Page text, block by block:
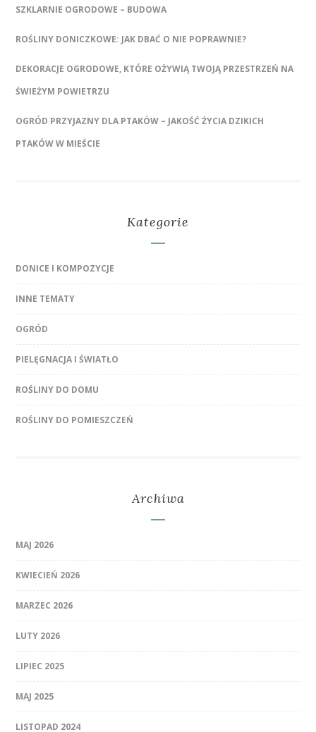
SZKLARNIE OGRODOWE – BUDOWA
ROŚLINY DONICZKOWE: JAK DBAĆ O NIE POPRAWNIE?
DEKORACJE OGRODOWE, KTÓRE OŻYWIĄ TWOJĄ PRZESTRZEŃ NA
ŚWIEŻYM POWIETRZU
OGRÓD PRZYJAZNY DLA PTAKÓW – JAKOŚĆ ŻYCIA DZIKICH
PTAKÓW W MIEŚCIE
Kategorie
DONICE I KOMPOZYCJE
INNE TEMATY
OGRÓD
PIELĘGNACJA I ŚWIATŁO
ROŚLINY DO DOMU
ROŚLINY DO POMIESZCZEŃ
Archiwa
MAJ 2026
KWIECIEŃ 2026
MARZEC 2026
LUTY 2026
LIPIEC 2025
MAJ 2025
LISTOPAD 2024